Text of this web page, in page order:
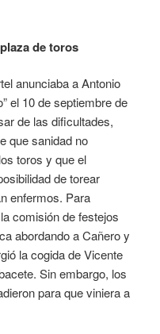
de toros
anunciaba a Antonio
el 10 de septiembre de
de las dificultades,
que sanidad no
toros y que el
de torear
enfermos. Para
comisión de festejos
abordando a Cañero y
la cogida de Vicente
Sin embargo, los
para que viniera a